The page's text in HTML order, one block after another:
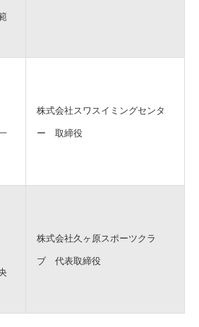
株式会社スワスイミングセンタ
ー 取締役
株式会社久ヶ原スポーツクラ
ブ 代表取締役